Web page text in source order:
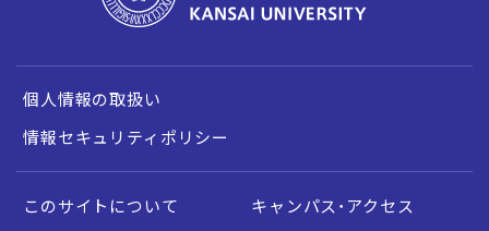
個人情報の取扱い
情報セキュリティポリシー
このサイトについて
キャンパス・アクセス